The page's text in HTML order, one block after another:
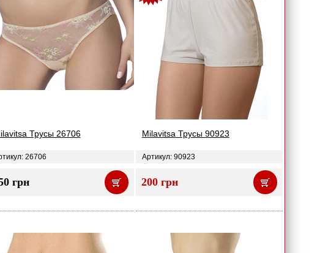
Трусы 26706
26706
грн
Milavitsa Трусы 90923
Артикул: 90923
200 грн